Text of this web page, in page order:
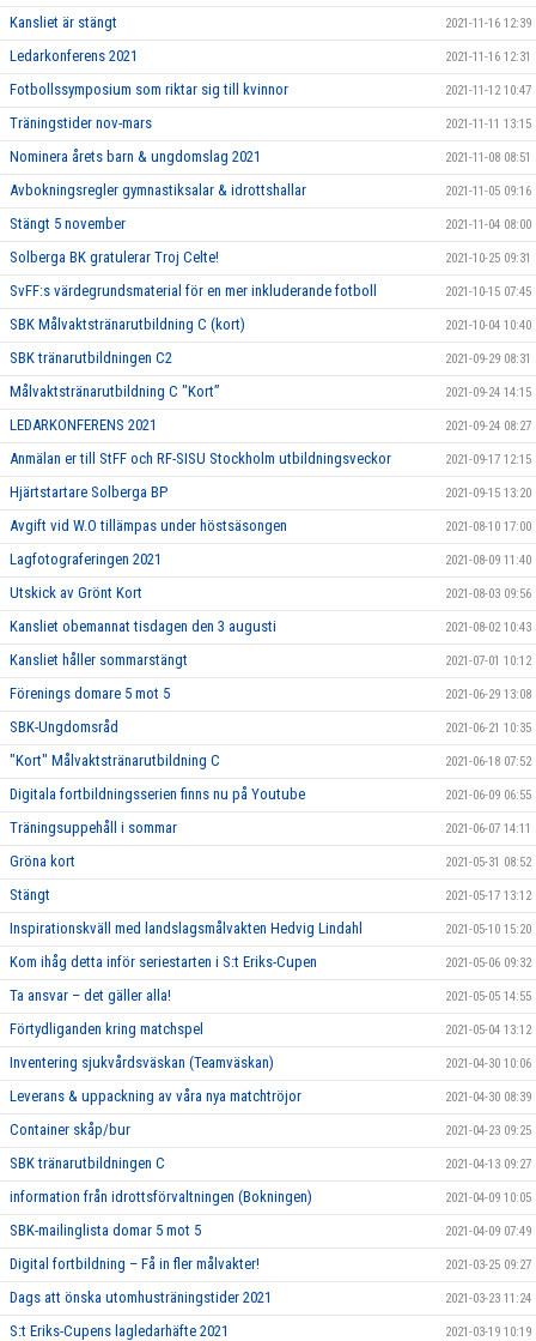
Kansliet är stängt 2021-11-16 12:39
Ledarkonferens 2021 2021-11-16 12:31
Fotbollssymposium som riktar sig till kvinnor 2021-11-12 10:47
Träningstider nov-mars 2021-11-11 13:15
Nominera årets barn & ungdomslag 2021 2021-11-08 08:51
Avbokningsregler gymnastiksalar & idrottshallar 2021-11-05 09:16
Stängt 5 november 2021-11-04 08:00
Solberga BK gratulerar Troj Celte! 2021-10-25 09:31
SvFF:s värdegrundsmaterial för en mer inkluderande fotboll 2021-10-15 07:45
SBK Målvaktstränarutbildning C (kort) 2021-10-04 10:40
SBK tränarutbildningen C2 2021-09-29 08:31
Målvaktstränarutbildning C "Kort” 2021-09-24 14:15
LEDARKONFERENS 2021 2021-09-24 08:27
Anmälan er till StFF och RF-SISU Stockholm utbildningsveckor 2021-09-17 12:15
Hjärtstartare Solberga BP 2021-09-15 13:20
Avgift vid W.O tillämpas under höstsäsongen 2021-08-10 17:00
Lagfotograferingen 2021 2021-08-09 11:40
Utskick av Grönt Kort 2021-08-03 09:56
Kansliet obemannat tisdagen den 3 augusti 2021-08-02 10:43
Kansliet håller sommarstängt 2021-07-01 10:12
Förenings domare 5 mot 5 2021-06-29 13:08
SBK-Ungdomsråd 2021-06-21 10:35
"Kort" Målvaktstränarutbildning C 2021-06-18 07:52
Digitala fortbildningsserien finns nu på Youtube 2021-06-09 06:55
Träningsuppehåll i sommar 2021-06-07 14:11
Gröna kort 2021-05-31 08:52
Stängt 2021-05-17 13:12
Inspirationskväll med landslagsmålvakten Hedvig Lindahl 2021-05-10 15:20
Kom ihåg detta inför seriestarten i S:t Eriks-Cupen 2021-05-06 09:32
Ta ansvar – det gäller alla! 2021-05-05 14:55
Förtydliganden kring matchspel 2021-05-04 13:12
Inventering sjukvårdsväskan (Teamväskan) 2021-04-30 10:06
Leverans & uppackning av våra nya matchtröjor 2021-04-30 08:39
Container skåp/bur 2021-04-23 09:25
SBK tränarutbildningen C 2021-04-13 09:27
information från idrottsförvaltningen (Bokningen) 2021-04-09 10:05
SBK-mailinglista domar 5 mot 5 2021-04-09 07:49
Digital fortbildning – Få in fler målvakter! 2021-03-25 09:27
Dags att önska utomhusträningstider 2021 2021-03-23 11:24
S:t Eriks-Cupens lagledarhäfte 2021 2021-03-19 10:19